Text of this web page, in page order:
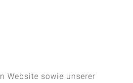
Website sowie unserer